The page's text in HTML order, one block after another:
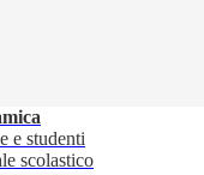
e studenti
scolastico